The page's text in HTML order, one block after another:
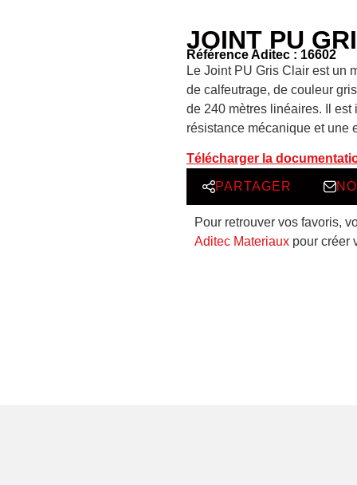
JOINT PU
Référence Aditec : 16602
Le Joint PU Gris Clair est un
de calfeutrage, de couleur
de 240 mètres linéaires. Il
résistance mécanique et une
Télécharger la
PARTAGER
Pour retrouver vos favoris,
Aditec Materiaux pour créer